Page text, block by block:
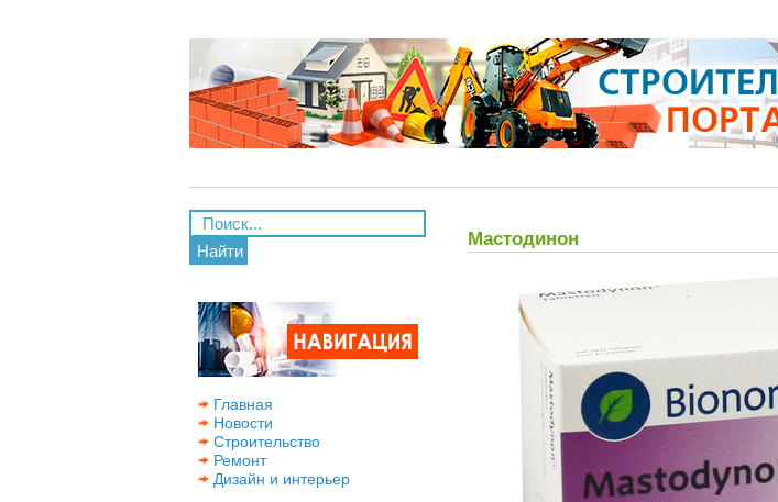
Найти
Главная
Новости
Строительство
Ремонт
Дизайн и интерьер
Мастодинон